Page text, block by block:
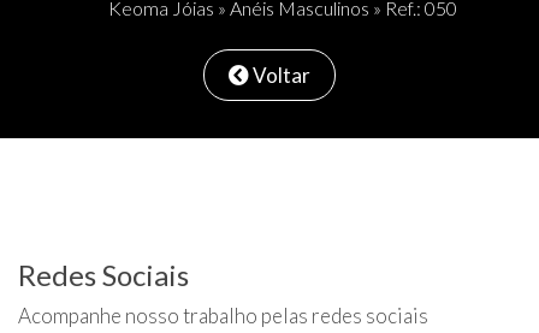
Keoma Jóias » Anéis Masculinos » Ref.: 050
Voltar
Redes Sociais
Acompanhe nosso trabalho pelas redes sociais